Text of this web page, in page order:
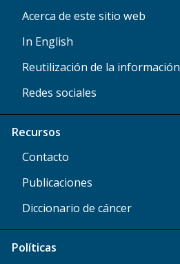
Acerca de este sitio web
In English
Reutilización de la información
Redes sociales
Recursos
Contacto
Publicaciones
Diccionario de cáncer
Políticas